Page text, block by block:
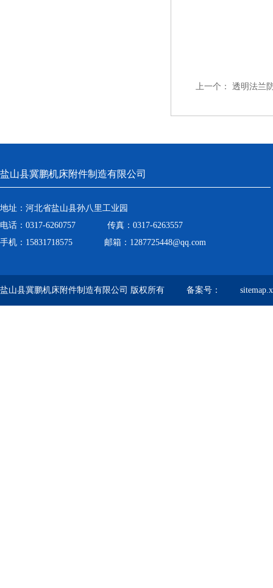
上一个： 透明法兰
盐山县冀鹏机床附件制造有限公司
地址：河北省盐山县孙八里工业园
电话：0317-6260757 传真：0317-6263557
手机：15831718575 邮箱：1287725448@qq.com
盐山县冀鹏机床附件制造有限公司 版权所有 备案号：